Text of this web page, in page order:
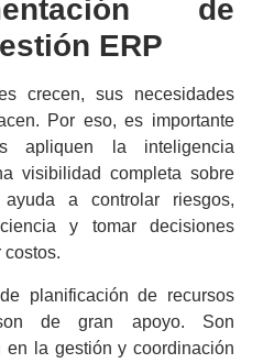
de
ERP
crecen, sus necesidades
Por eso, es importante
apliquen la inteligencia
visibilidad completa sobre
a controlar riesgos,
y tomar decisiones
costos.
planificación de recursos
de gran apoyo. Son
en la gestión y coordinación